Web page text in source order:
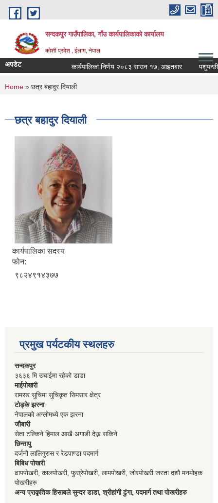
Skip to main content
सन्दकपुर गाउँपालिका, गाँउ कार्यपालिकाको कार्यालय
कोशी प्रदेश , ईलाम, नेपाल
अपडेट कार्यपालिका निर्णय २०८३ साउन १७, आइतबार
You are here
Home » छत्र बहादुर दियाली
छत्र बहादुर दियाली
कार्यपालिका सदस्य
फोन:
९८२४९१४३७७
प्रमुख पर्यटकीय स्थलहरु
सन्दकपुर
३६३६ मि उचाईमा रहेको डाडा
माईपोखरी
रामसर सुचिमा सुचिकृत सिमसार क्षेत्र
टोड्के झरना
नेपालको अग्लोमध्ये एक झरना
जौबारी
सेता टल्किने हिमाल आखै अगाडी देख्न सकिने
छिन्तापु
दर्जनौ लालिगुरास र रेडपाण्डा पदमार्ग
बिबिध पोखरी
ढापपोखरी, कालपोखरी, फुस्रेपोखरी, लामपोखरी, जोरपोखरी जस्ता दशौ मनमोहक
पोखरीहरु
अन्य प्राकृतिक हिसाबले सुन्दर डाडा, श्रीहांगी ढुंगा, पदमार्ग तथा पोखरीहरु